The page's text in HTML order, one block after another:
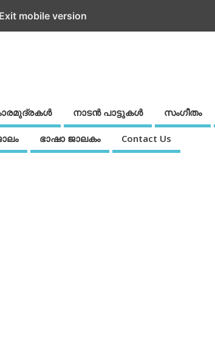
നാടന്‍ പാട്ടുകള്‍ സംഗീതം
ഭാഷാ ജാലകം Contact Us
Exit mobile version